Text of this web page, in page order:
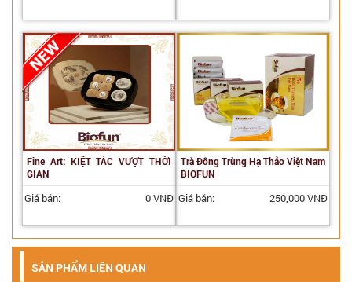
Fine Art: KIỆT TÁC VƯỢT THỜI
GIAN
Giá bán: 0 VNĐ
Trà Đông Trùng Hạ Thảo Việt Nam
BIOFUN
Giá bán: 250,000 VNĐ
SẢN PHẨM LIÊN QUAN